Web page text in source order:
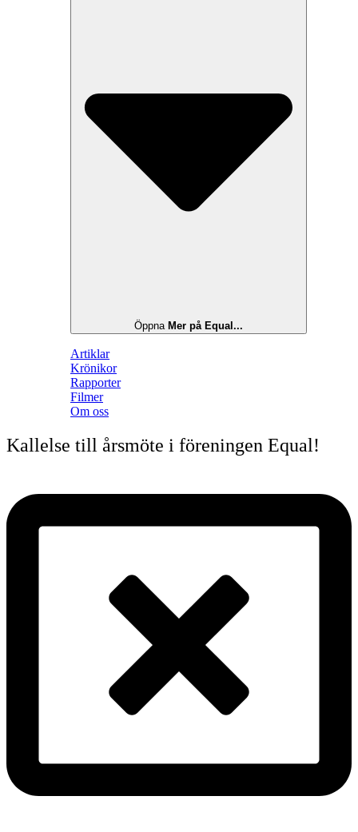
Öppna Mer på Equal...
Artiklar
Krönikor
Rapporter
Filmer
Om oss
Kallelse till årsmöte i föreningen Equal!